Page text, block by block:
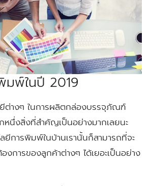
มพ์ในปี 2019
ยีต่างๆ ในการผลิตกล่องบรรจุภัณฑ์
นึ่งสิ่งที่สำคัญเป็นอย่างมากเลยนะ
ยีการพิมพ์ในบ้านเรานั้นก็สามารถที่จะ
การของลูกค้าต่างๆ ได้เยอะเป็นอย่าง